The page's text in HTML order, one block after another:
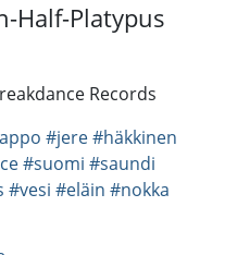
Half-Platypus
Records
#jere#häkkinen
#suomi #saundi
#vesi #eläin #nokka